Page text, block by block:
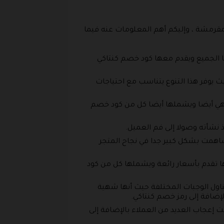
، وإليكم أهم المعلومات عنه فيما
الجميع ويقدم معها كود خصم كنتاكي
هذا التنوع يتناسب مع احتياجات
أيضا ويشملها أيضا كل من كود خصم
نشأته وصولا إلى فم العميل.
بشكل كبير جدا في نجاح المتجر
تقدم بأسعار رائعة ويشملها كل من كود
غني عنها أثناء تناول الوجبات المختلفة حيث أنها شهية
إعجاب العديد من العملاء بالإضافة إلى